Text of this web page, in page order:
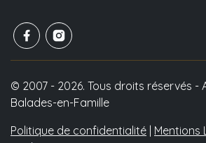
© 2007 - 2026. Tous droits réservés -
Balades-en-Famille
Politique de confidentialité Mentions